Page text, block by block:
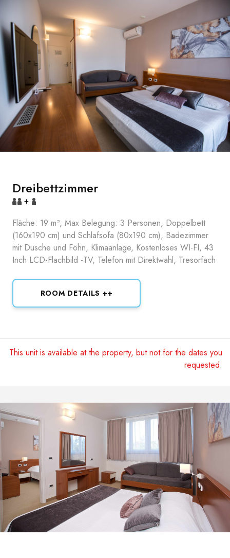
Dreibettzimmer
+
Fläche: 19 m², Max Belegung: 3 Personen, Doppelbett
(160x190 cm) und Schlafsofa (80x190 cm), Badezimmer
mit Dusche und Föhn, Klimaanlage, Kostenloses WI-FI, 43
Inch LCD-Flachbild -TV, Telefon mit Direktwahl, Tresorfach
ROOM DETAILS ++
This unit is available at the property, but not for the dates you
requested.